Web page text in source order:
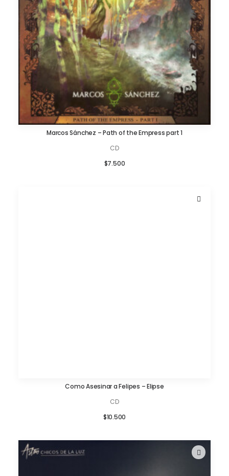
AÑADIR AL CARRITO
Marcos Sánchez – Path of the Empress part 1
CD
$7.500
AÑADIR AL CARRITO
Como Asesinar a Felipes – Elipse
CD
$10.500